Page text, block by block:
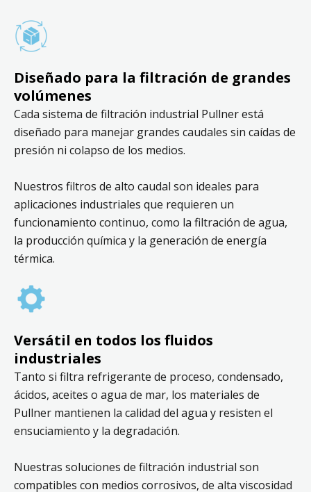
Diseñado para la filtración de grandes
volúmenes
Cada sistema de filtración industrial Pullner está
diseñado para manejar grandes caudales sin caídas de
presión ni colapso de los medios.
Nuestros filtros de alto caudal son ideales para
aplicaciones industriales que requieren un
funcionamiento continuo, como la filtración de agua,
la producción química y la generación de energía
térmica.
Versátil en todos los fluidos
industriales
Tanto si filtra refrigerante de proceso, condensado,
ácidos, aceites o agua de mar, los materiales de
Pullner mantienen la calidad del agua y resisten el
ensuciamiento y la degradación.
Nuestras soluciones de filtración industrial son
compatibles con medios corrosivos, de alta viscosidad